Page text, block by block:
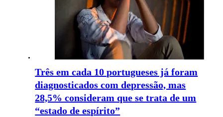
Três em cada 10 portugueses já foram
diagnosticados com depressão, mas
28,5% consideram que se trata de um
“estado de espírito”